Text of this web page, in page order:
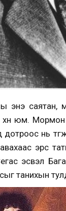
энэ саятан,
юм. Мормон
нь
авахаас эрс
эсвэл
танихын